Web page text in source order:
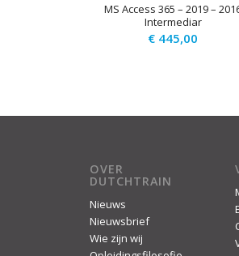
MS Access 365 – 2019 –
Intermediar
€ 445,00
OVER
DUTCHTRAIN
Nieuws
Nieuwsbrief
Wie zijn wij